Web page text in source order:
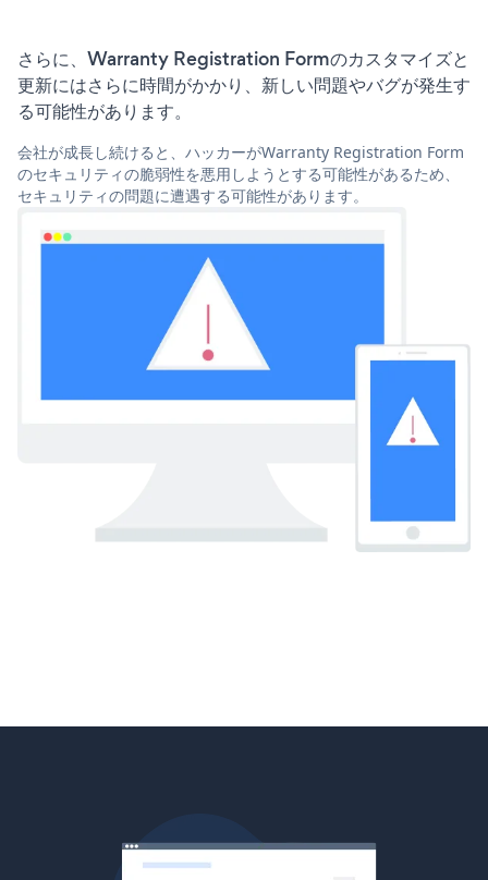
さらに、Warranty Registration Formのカスタマイズと
更新にはさらに時間がかかり、新しい問題やバグが発生す
る可能性があります。
会社が成長し続けると、ハッカーがWarranty Registration Form
のセキュリティの脆弱性を悪用しようとする可能性があるため、
セキュリティの問題に遭遇する可能性があります。